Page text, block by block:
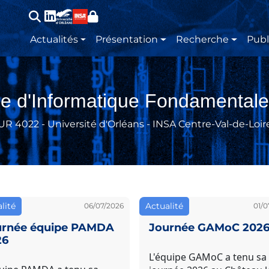
Main navigation
Actualités Présentation Recherche
d'Informatique
4022 - Université d'Orléans - INSA Centre-Val-de-
06/07/2026
équipe PAMDA
Actualité 01/
Journée GAMoC 2026
L'équipe GAMoC a tenu sa